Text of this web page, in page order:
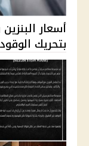
أسعار
بتحريك